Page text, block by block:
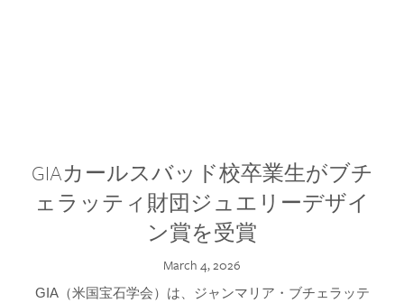
GIAカールスバッド校卒業生がブチ
ェラッティ財団ジュエリーデザイ
ン賞を受賞
March 4, 2026
GIA（米国宝石学会）は、ジャンマリア・ブチェラッテ